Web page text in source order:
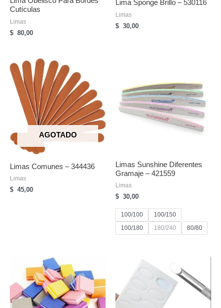
Cutículas
Limas
$ 80,00
Lima Sponge Brillo – 530116
Limas
$ 30,00
AGOTADO
Limas Comunes – 344436
Limas
$ 45,00
Limas Sunshine Diferentes
Gramaje – 421559
Limas
$ 30,00
100/100
100/150
100/180
180/240 80/80